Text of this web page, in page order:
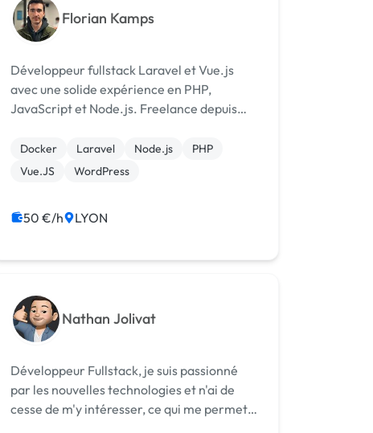
Florian Kamps
Développeur fullstack Laravel et Vue.js
avec une solide expérience en PHP,
JavaScript et Node.js. Freelance depuis
sur des projets web variés et offre des
services de conseil IT. Maîtrisant à la fois
Docker Laravel Node.js
PHP
Vue.JS
WordPress
50 €/h LYON
Nathan Jolivat
Développeur Fullstack, je suis passionné
par les nouvelles technologies et n'ai de
cesse de m'y intéresser, ce qui me permet